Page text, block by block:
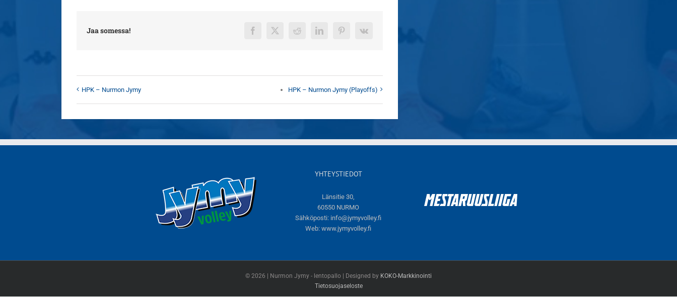
Jaa somessa! Facebook
X Reddit LinkedInPinterest
Vk
HPK – Nurmon Jymy HPK – Nurmon Jymy (Playoffs)
YHTEYSTIEDOT
Länsitie 30,
60550 NURMO
Sähköposti: info@jymyvolley.fi
Web:www.jymyvolley.fi
© 2026 | Nurmon Jymy - lentopallo | Designed by KOKO-Markkinointi
Tietosuojaseloste